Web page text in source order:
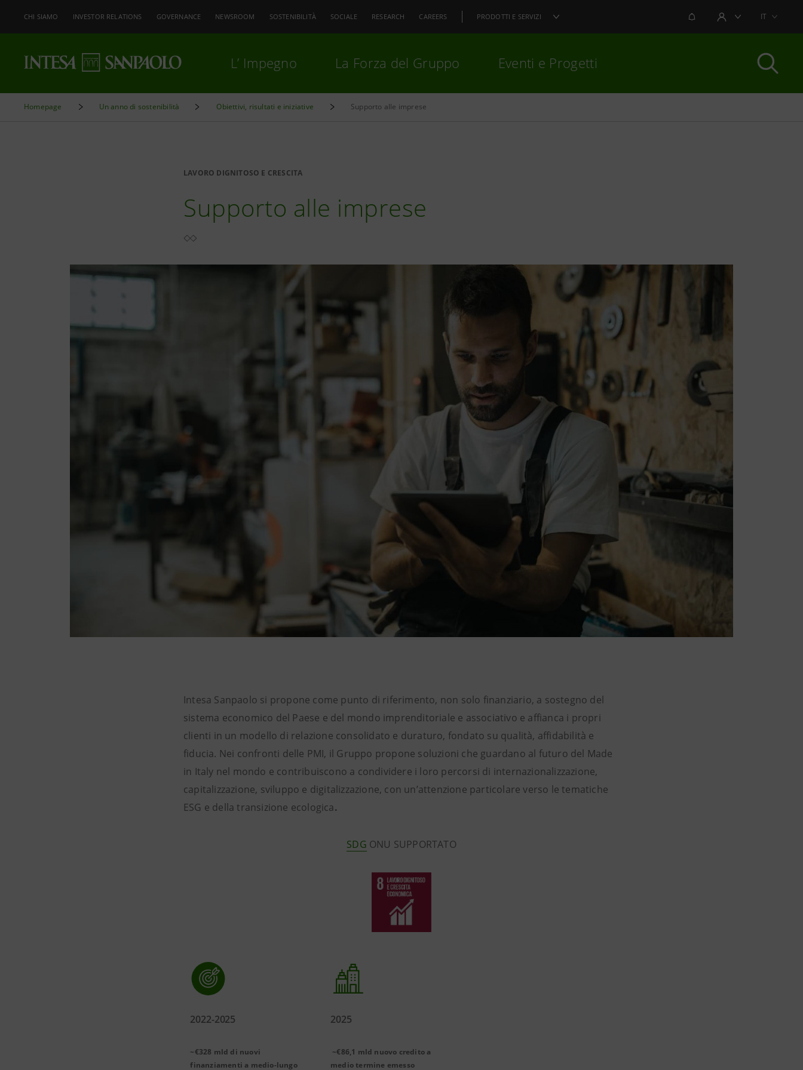
CHI SIAMO INVESTOR RELATIONS GOVERNANCE NEWSROOM SOSTENIBILITÀ SOCIALE RESEARCH CAREERS PRODOTTI E SERVIZI NOTIFICHEAREA UTENTEIT
L’ Impegno La Forza del Gruppo Eventi e Progetti
Homepage Un anno di sostenibilità Obiettivi, risultati e iniziative Supporto alle imprese
LAVORO DIGNITOSO E CRESCITA
Supporto alle imprese
Intesa Sanpaolo si propone come punto di riferimento, non solo finanziario, a sostegno del
sistema economico del Paese e del mondo imprenditoriale e associativo e affianca i propri
clienti in un modello di relazione consolidato e duraturo, fondato su qualità, affidabilità e
fiducia. Nei confronti delle PMI, il Gruppo propone soluzioni che guardano al futuro del Made
in Italy nel mondo e contribuiscono a condividere i loro percorsi di internazionalizzazione,
capitalizzazione, sviluppo e digitalizzazione, con un’attenzione particolare verso le tematiche
ESG e della transizione ecologica.
SDG ONU SUPPORTATO
2022-2025
~€328 mld di nuovi
finanziamenti a medio-lungo
2025
~€86,1 mld nuovo credito a
medio termine emesso